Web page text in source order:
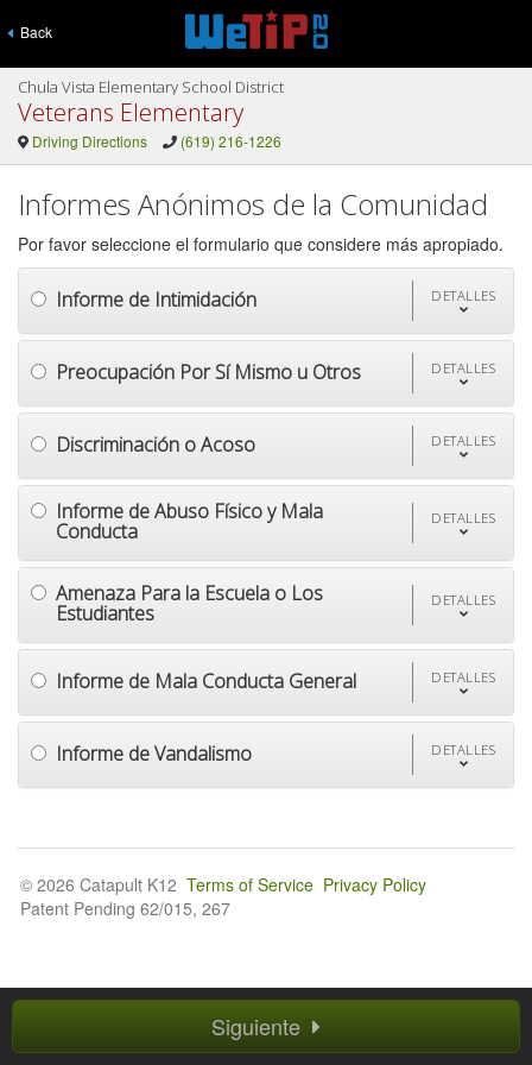
Back
Chula Vista Elementary School District
Veterans Elementary
Driving Directions (619) 216-1226
Informes Anónimos de la Comunidad
Por favor seleccione el formulario que considere más apropiado.
Informe de Intimidación DETALLES
Preocupación Por Sí Mismo u Otros DETALLES
Discriminación o Acoso DETALLES
Informe de Abuso Físico y Mala
Conducta
DETALLES
Amenaza Para la Escuela o Los
Estudiantes
DETALLES
Informe de Mala Conducta General DETALLES
Informe de Vandalismo DETALLES
Siguiente
© 2026 Catapult K12 Terms of Service Privacy Policy
Patent Pending 62/015, 267